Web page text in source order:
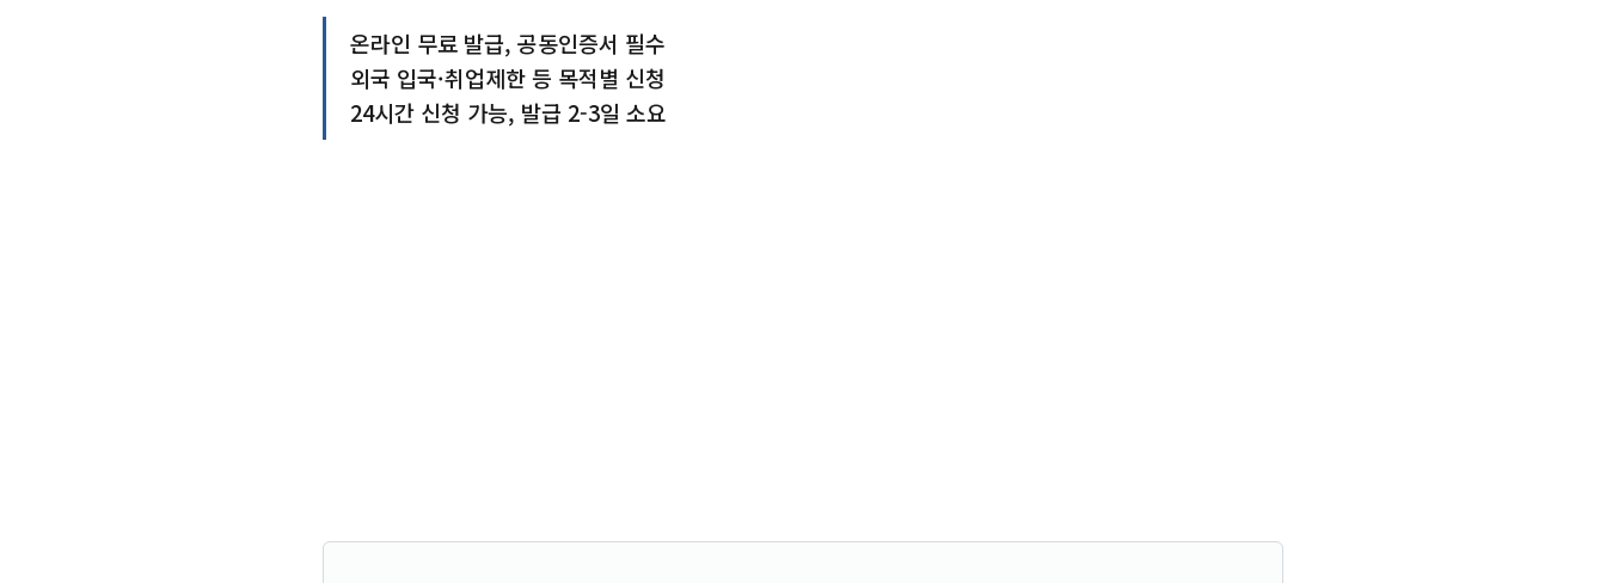
온라인 무료 발급, 공동인증서 필수
외국 입국·취업제한 등 목적별 신청
24시간 신청 가능, 발급 2-3일 소요